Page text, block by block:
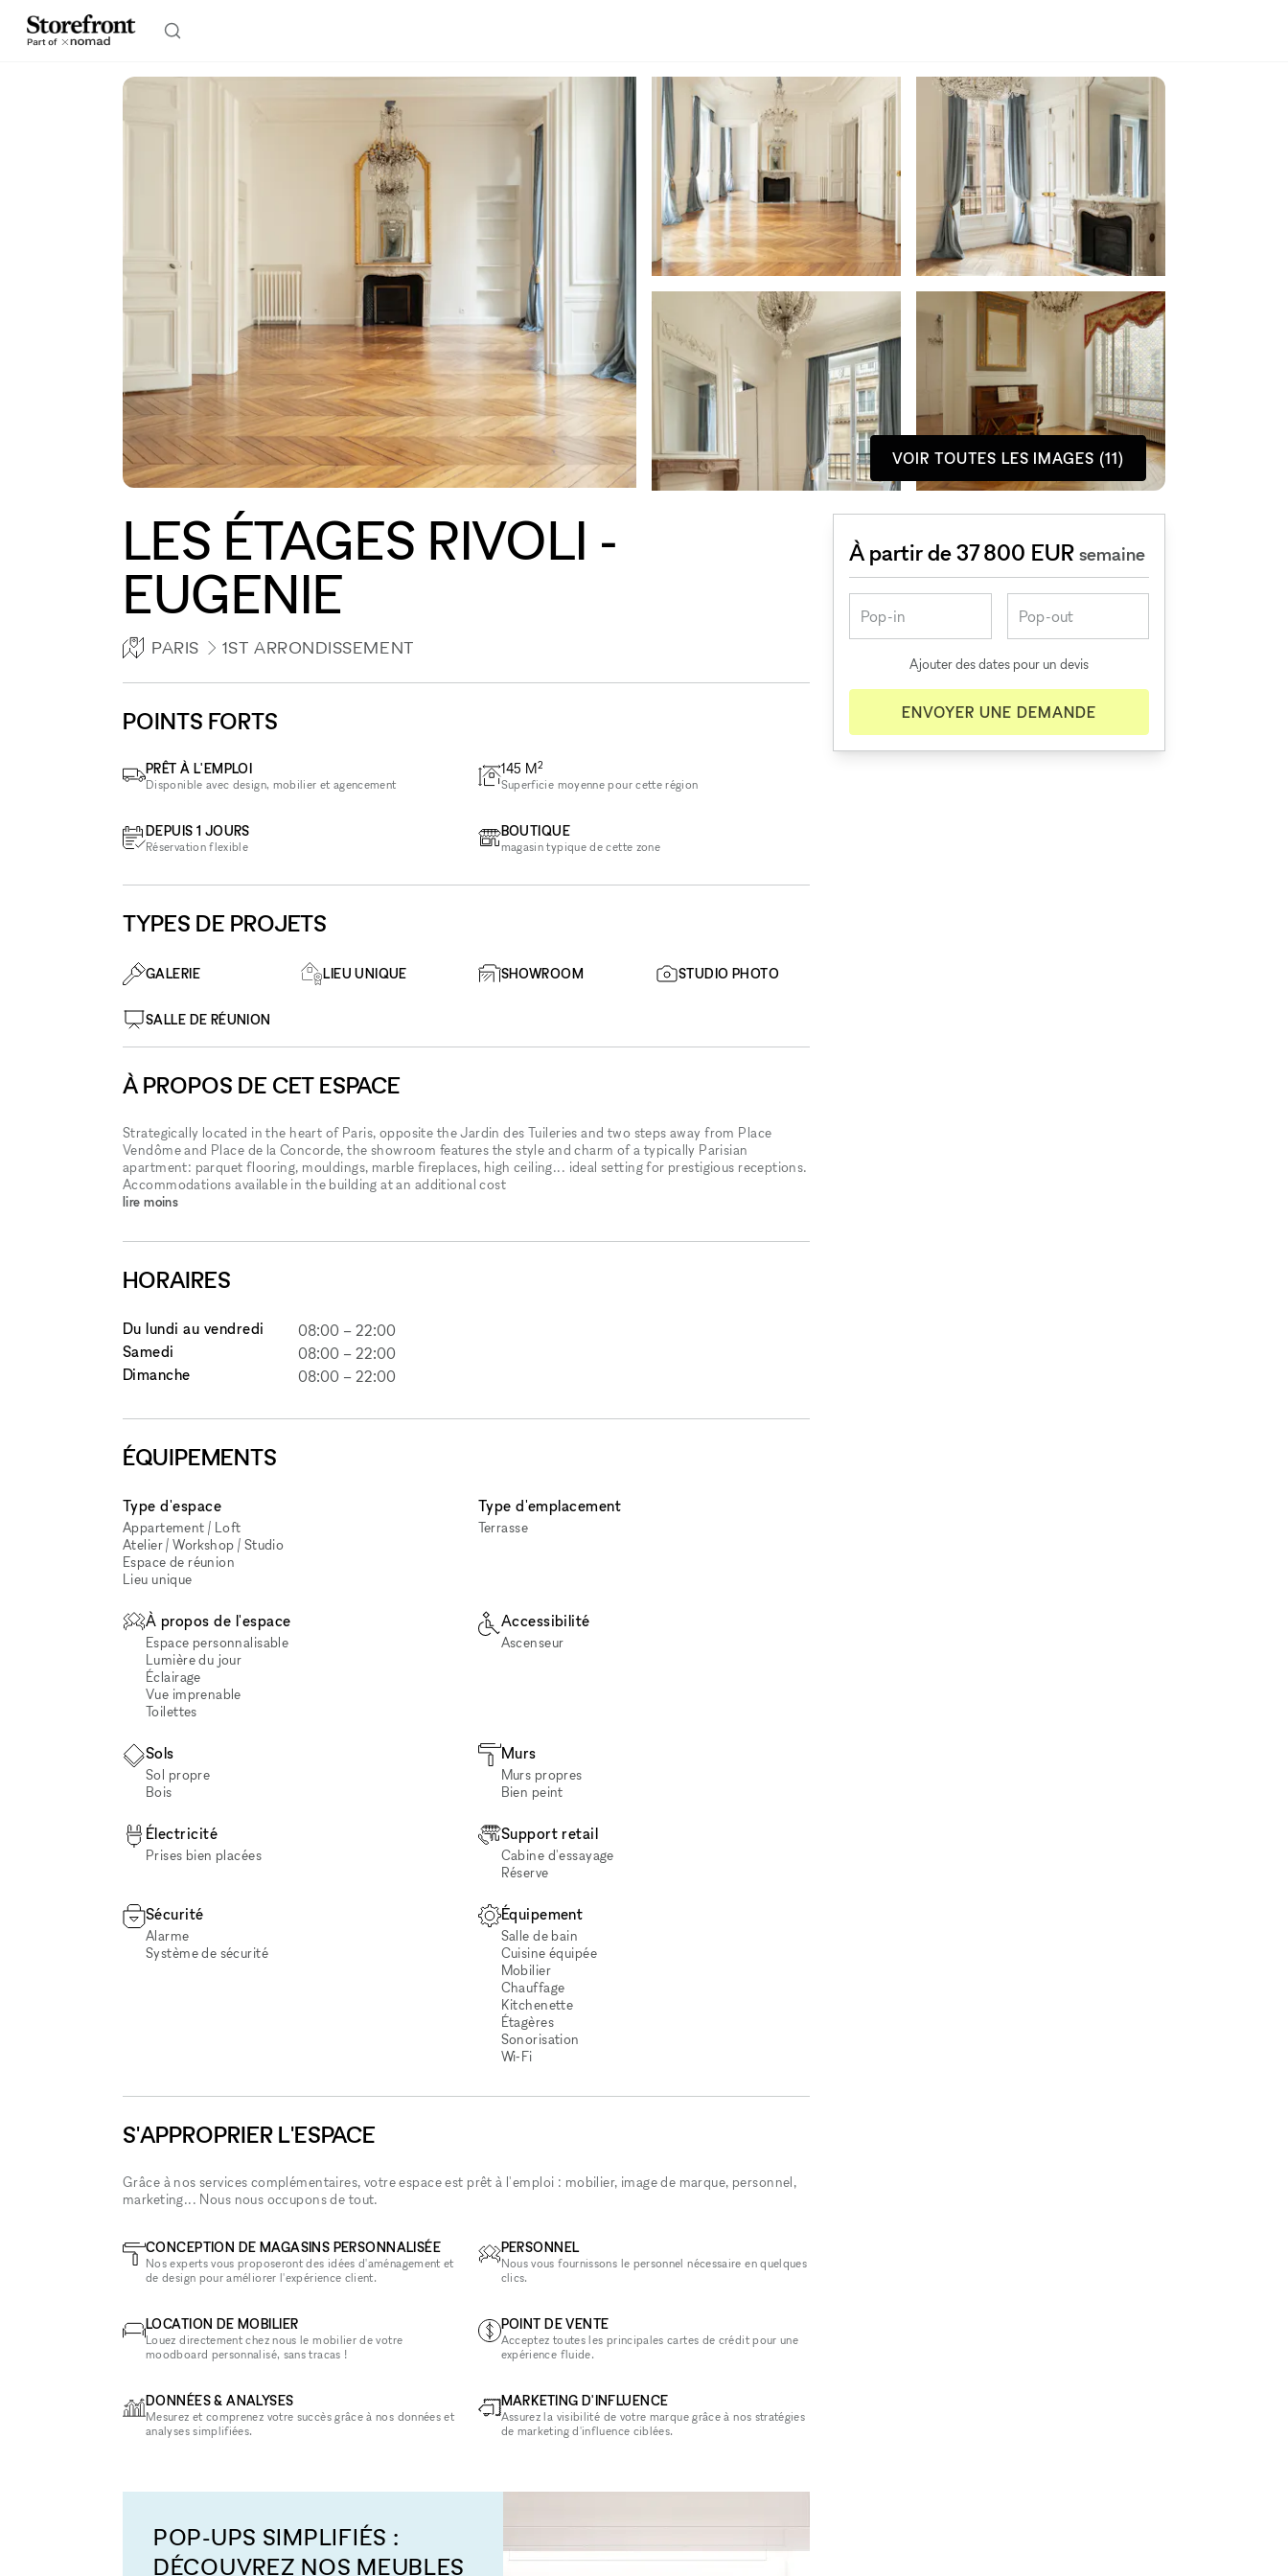
VOIR TOUTES LES IMAGES (11)
LES ÉTAGES RIVOLI -
EUGENIE
PARIS 1ST ARRONDISSEMENT
POINTS FORTS
PRÊT À L'EMPLOI
Disponible avec design, mobilier et agencement
DEPUIS 1 JOURS
Réservation flexible
145 M2
Superficie moyenne pour cette région
BOUTIQUE
magasin typique de cette zone
TYPES DE PROJETS
GALERIE LIEU UNIQUE SHOWROOM STUDIO PHOTO
SALLE DE RÉUNION
À PROPOS DE CET ESPACE
Strategically located in the heart of Paris, opposite the Jardin des Tuileries and two steps away from Place
Vendôme and Place de la Concorde, the showroom features the style and charm of a typically Parisian
apartment: parquet flooring, mouldings, marble fireplaces, high ceiling... ideal setting for prestigious receptions.
Accommodations available in the building at an additional cost
lire moins
HORAIRES
Du lundi au vendredi 08:00 –22:00
Samedi
08:00 –22:00
Dimanche
08:00 –22:00
ÉQUIPEMENTS
Type d'espace
Appartement / Loft
Atelier / Workshop / Studio
Espace de réunion
Lieu unique
Type d'emplacement
Terrasse
À propos de l'espace
Espace personnalisable
Lumière du jour
Éclairage
Vue imprenable
Toilettes
Accessibilité
Ascenseur
Sols
Sol propre
Bois
Murs
Murs propres
Bien peint
Électricité
Prises bien placées
Support retail
Cabine d'essayage
Réserve
Sécurité
Alarme
Système de sécurité
Équipement
Salle de bain
Cuisine équipée
Mobilier
Chauffage
Kitchenette
Étagères
Sonorisation
Wi‑Fi
S'APPROPRIER L'ESPACE
Grâce à nos services complémentaires, votre espace est prêt à l'emploi : mobilier, image de marque, personnel,
marketing... Nous nous occupons de tout.
CONCEPTION DE MAGASINS PERSONNALISÉE
Nos experts vous proposeront des idées d'aménagement et
de design pour améliorer l'expérience client.
LOCATION DE MOBILIER
Louez directement chez nous le mobilier de votre
moodboard personnalisé, sans tracas !
DONNÉES & ANALYSES
Mesurez et comprenez votre succès grâce à nos données et
analyses simplifiées.
PERSONNEL
Nous vous fournissons le personnel nécessaire en quelques
clics.
POINT DE VENTE
Acceptez toutes les principales cartes de crédit pour une
expérience fluide.
MARKETING D'INFLUENCE
Assurez la visibilité de votre marque grâce à nos stratégies
de marketing d'influence ciblées.
POP-UPS SIMPLIFIÉS :
DÉCOUVREZ NOS MEUBLES
À partir de 37 800 EURsemaine
Ajouter des dates pour un devis
ENVOYER UNE DEMANDE